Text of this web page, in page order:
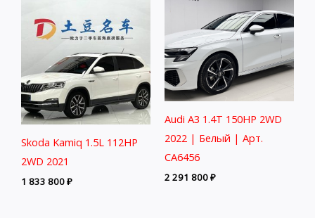
Skoda Kamiq 1.5L 112HP
2WD 2021
1 833 800₽
Audi A3 1.4T 150HP 2WD
2022 | Белый | Арт.
CA6456
2 291 800₽